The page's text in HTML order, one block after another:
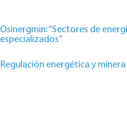
Osinergmin: “Sectores de
especializados”
Regulación energética y